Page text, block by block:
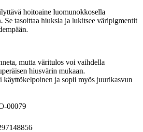
hoitoaine luomunokkosella
Se tasoittaa hiuksia ja lukitsee väripigmentit
mutta väritulos voi vaihdella
hiusvärin mukaan.
käyttökelpoinen ja sopii myös juurikasvun
00079